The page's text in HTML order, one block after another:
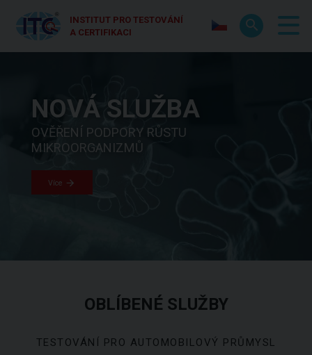
INSTITUT PRO TESTOVÁNÍ
A CERTIFIKACI
SVĚT KVALITY &
BEZPEČNOSTI
INSPEKCE | STANDARDIZACE
NOVÁ SLUŽBA
OVĚŘENÍ PODPORY RŮSTU
MIKROORGANIZMŮ
Více
CERTIFIKACE
VOLKSWAGEN
POSKYTOVATELEM LABORATORNÍCH SLUŽEB
SPOLEČNOSTI VOLKSWAGEN
OBLÍBENÉ SLUŽBY
TESTOVÁNÍ PRO AUTOMOBILOVÝ PRŮMYSL